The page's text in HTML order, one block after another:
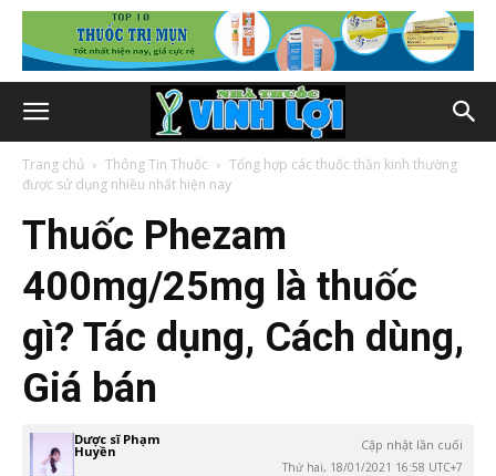
Trang chủ Thông Tin Thuốc
Tổng hợp các thuốc thần kinh thường
được sử dụng nhiều nhất hiện nay
Thuốc Phezam
400mg/25mg là thuốc
gì? Tác dụng, Cách dùng,
Giá bán
Dược sĩ Phạm
Huyền Cập nhật lần cuối
Thứ hai, 18/01/2021 16:58 UTC+7